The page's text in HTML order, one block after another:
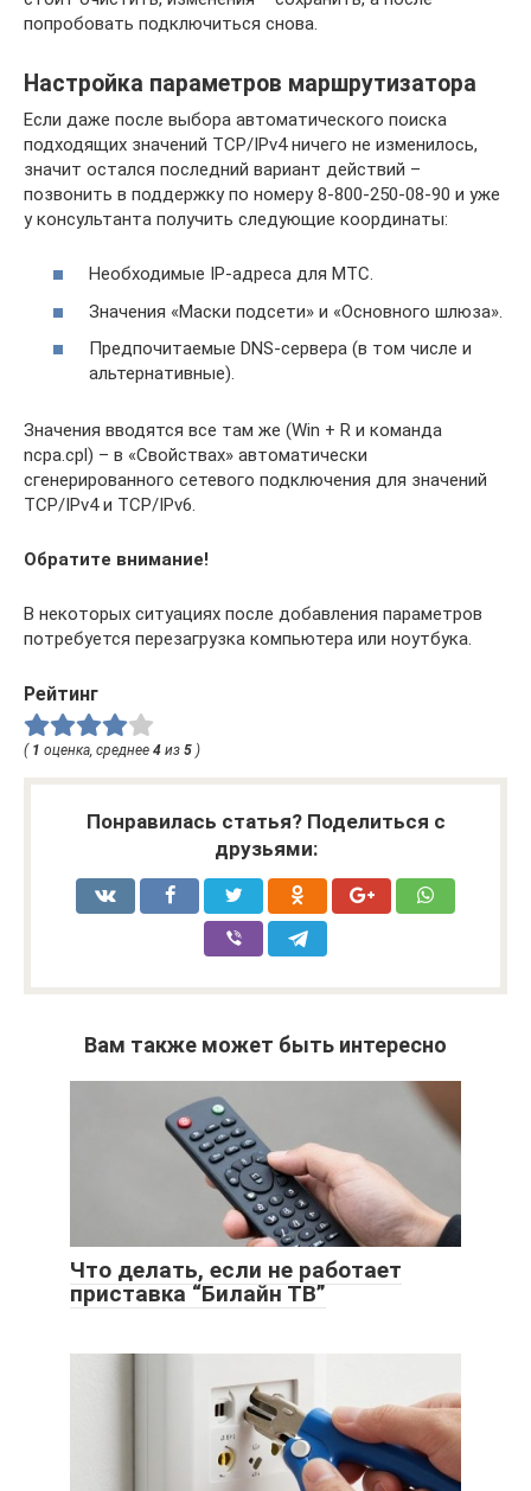
попробовать подключиться снова.
Настройка параметров маршрутизатора
Если даже после выбора автоматического поиска
подходящих значений TCP/IPv4 ничего не изменилось,
значит остался последний вариант действий –
позвонить в поддержку по номеру 8-800-250-08-90 и уже
у консультанта получить следующие координаты:
Необходимые IP-адреса для МТС.
Значения «Маски подсети» и «Основного шлюза».
Предпочитаемые DNS-сервера (в том числе и
альтернативные).
Значения вводятся все там же (Win + R и команда
ncpa.cpl) – в «Свойствах» автоматически
сгенерированного сетевого подключения для значений
TCP/IPv4 и TCP/IPv6.
Обратите внимание!
В некоторых ситуациях после добавления параметров
потребуется перезагрузка компьютера или ноутбука.
Рейтинг
( 1 оценка, среднее 4 из 5 )
Понравилась статья? Поделиться с
друзьями:
Вам также может быть интересно
Что делать, если не работает
приставка “Билайн ТВ”